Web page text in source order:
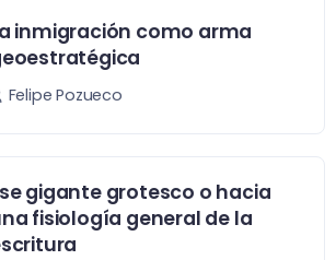
inmigración como arma
Felipe Pozueco
gigante grotesco o hacia
fisiología general de la